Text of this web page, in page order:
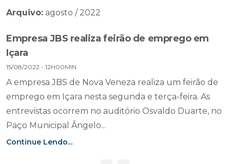
Arquivo: agosto / 2022
Empresa JBS realiza feirão de emprego em
Içara
15/08/2022 - 12H00MIN
A empresa JBS de Nova Veneza realiza um feirão de
emprego em Içara nesta segunda e terça-feira. As
entrevistas ocorrem no auditório Osvaldo Duarte, no
Paço Municipal Ângelo...
Continue Lendo...